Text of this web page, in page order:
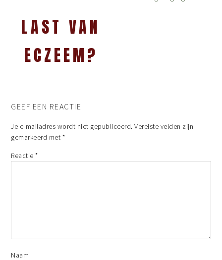
LAST VAN
ECZEEM?
GEEF EEN REACTIE
Je e-mailadres wordt niet gepubliceerd. Vereiste velden zijn
gemarkeerd met *
Reactie*
Naam